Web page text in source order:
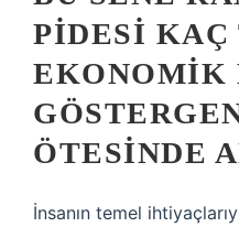
PIDESI KAÇ
EKONOMIK
ÖTESINDE
İnsanın temel